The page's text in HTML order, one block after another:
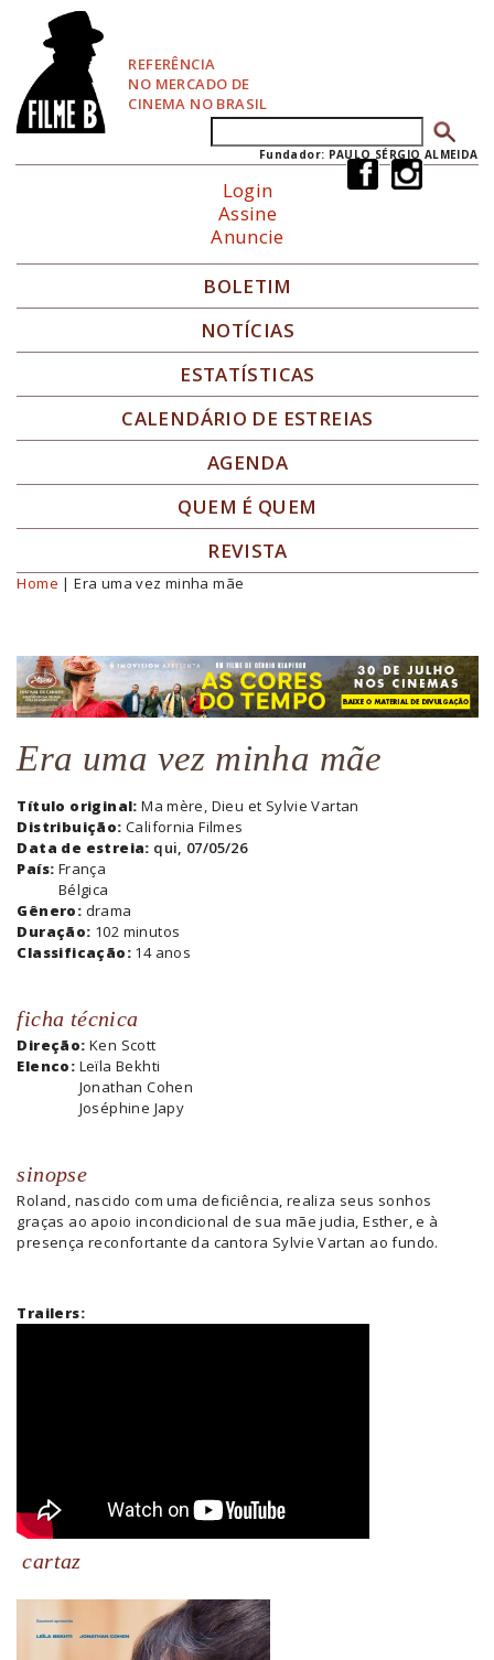
REFERÊNCIA
NO MERCADO DE
CINEMA NO BRASIL
Formulário de busca
Fundador: PAULO SÉRGIO ALMEIDA
Login
Assine
Anuncie
BOLETIM
NOTÍCIAS
ESTATÍSTICAS
CALENDÁRIO DE ESTREIAS
AGENDA
QUEM É QUEM
REVISTA
Você está aqui
Home | Era uma vez minha mãe
Era uma vez minha mãe
Título original:Ma mère, Dieu et Sylvie Vartan
Distribuição: California Filmes
Data de estreia: qui, 07/05/26
País: França
Bélgica
Gênero: drama
Duração: 102 minutos
Classificação: 14 anos
ficha técnica
Direção: Ken Scott
Elenco: Leïla Bekhti
Jonathan Cohen
Joséphine Japy
sinopse
Roland, nascido com uma deficiência, realiza seus sonhos
graças ao apoio incondicional de sua mãe judia, Esther, e à
presença reconfortante da cantora Sylvie Vartan ao fundo.
Trailers:
cartaz